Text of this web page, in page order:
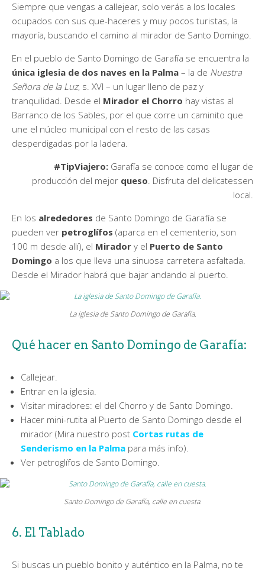
Siempre que vengas a callejear, solo verás a los locales
ocupados con sus que-haceres y muy pocos turistas, la
mayoría, buscando el camino al mirador de Santo Domingo.
En el pueblo de Santo Domingo de Garafía se encuentra la
única iglesia de dos naves en la Palma – la de Nuestra
Señora de la Luz, s. XVI – un lugar lleno de paz y
tranquilidad. Desde el Mirador el Chorro hay vistas al
Barranco de los Sables, por el que corre un caminito que
une el núcleo municipal con el resto de las casas
desperdigadas por la ladera.
#TipViajero: Garafía se conoce como el lugar de
producción del mejor queso. Disfruta del delicatessen
local.
En los alrededores de Santo Domingo de Garafía se
pueden ver petroglífos (aparca en el cementerio, son
100 m desde allí), el Mirador y el Puerto de Santo
Domingo a los que lleva una sinuosa carretera asfaltada.
Desde el Mirador habrá que bajar andando al puerto.
La iglesia de Santo Domingo de Garafía.
Qué hacer en Santo Domingo de Garafía:
Callejear.
Entrar en la iglesia.
Visitar miradores: el del Chorro y de Santo Domingo.
Hacer mini-rutita al Puerto de Santo Domingo desde el
mirador (Mira nuestro post Cortas rutas de
Senderismo en la Palma para más info).
Ver petroglífos de Santo Domingo.
Santo Domingo de Garafía, calle en cuesta.
6. El Tablado
Si buscas un pueblo bonito y auténtico en la Palma, no te